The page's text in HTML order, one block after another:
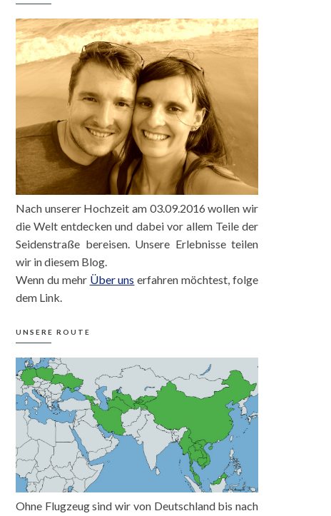
Nach unserer Hochzeit am 03.09.2016 wollen wir
die Welt entdecken und dabei vor allem Teile der
Seidenstraße bereisen. Unsere Erlebnisse teilen
wir in diesem Blog.
Wenn du mehr Über uns erfahren möchtest, folge
dem Link.
UNSERE ROUTE
Ohne Flugzeug sind wir von Deutschland bis nach